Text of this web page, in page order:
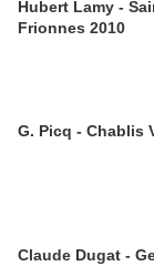
Hubert Lamy -
Frionnes 2010
G. Picq - Chablis
Claude Dugat -